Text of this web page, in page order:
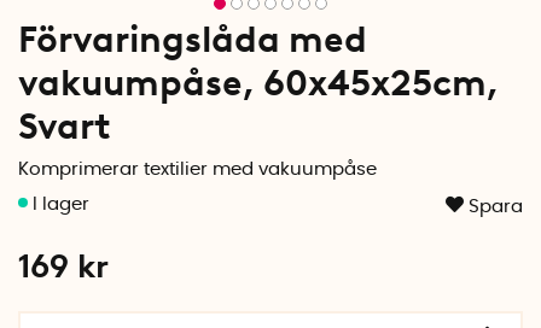
Förvaringslåda med
vakuumpåse, 60x45x25cm,
Svart
Komprimerar textilier med vakuumpåse
Spara
169 kr